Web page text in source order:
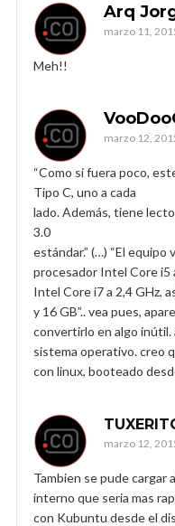
Arq
marzo 11,
Meh!!
marzo 12,
“Como si fuera poco,
Tipo C, uno a cada
lado. Además, tiene
3.0
estándar.” (…) “El
procesador Intel Core i5
Intel Core i7 a 2,4 GHz,
y 16 GB”.. vea pues,
convertirlo en algo
sistema operativo. creo
con linux, booteado
marzo 12,
Tambien se pude cargar
interno que seria mas
con Kubuntu desde el